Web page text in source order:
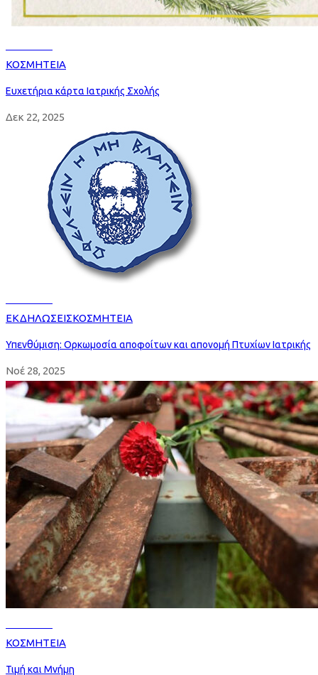
ΚΟΣΜΗΤΕΙΑ
Ευχετήρια κάρτα Ιατρικής Σχολής
Δεκ 22, 2025
ΕΚΔΗΛΩΣΕΙΣΚΟΣΜΗΤΕΙΑ
Υπενθύμιση: Ορκωμοσία αποφοίτων και απονομή Πτυχίων Ιατρικής
Νοέ 28, 2025
ΚΟΣΜΗΤΕΙΑ
Τιμή και Μνήμη